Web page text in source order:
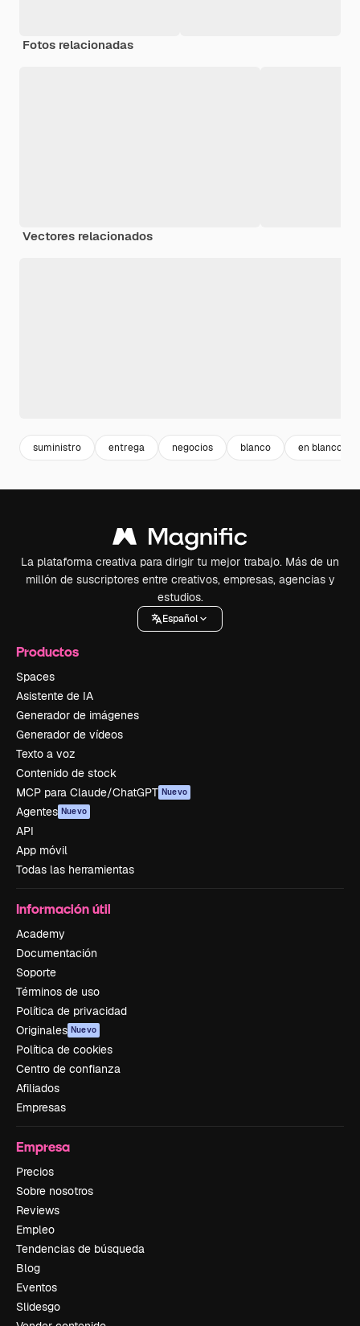
Fotos relacionadas
Vectores relacionados
suministro entrega negocios blanco en blanco
La plataforma creativa para dirigir tu mejor trabajo. Más de un
millón de suscriptores entre creativos, empresas, agencias y
estudios.
Español
Productos
Spaces
Asistente de IA
Generador de imágenes
Generador de vídeos
Texto a voz
Contenido de stock
MCP para Claude/ChatGPT Nuevo
Agentes Nuevo
API
App móvil
Todas las herramientas
Información útil
Academy
Documentación
Soporte
Términos de uso
Política de privacidad
Originales Nuevo
Política de cookies
Centro de confianza
Afiliados
Empresas
Empresa
Precios
Sobre nosotros
Reviews
Empleo
Tendencias de búsqueda
Blog
Eventos
Slidesgo